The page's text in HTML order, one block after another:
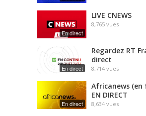
En direct
LIVE CNEWS
8,765 vues
En direct
Regardez RT
direct
8,714 vues
En direct
Africanews (en
EN DIRECT
8,634 vues